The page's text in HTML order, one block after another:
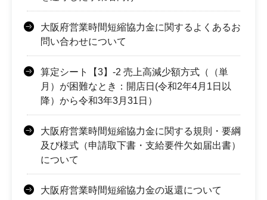
大阪府営業時間短縮協力金に関するよくあるお
問い合わせについて
算定シート【3】-2 売上高減少額方式（（単
月）が困難なとき：開店日(令和2年4月1日以
降）から令和3年3月31日）
大阪府営業時間短縮協力金に関する規則・要綱
及び様式（申請取下書・支給要件欠如届出書）
について
大阪府営業時間短縮協力金の返還について